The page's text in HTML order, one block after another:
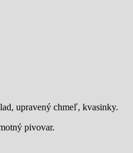
upravený chmeľ, kvasinky.
pivovar.